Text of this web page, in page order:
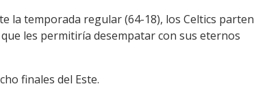
la temporada regular (64-18), los Celtics parten
les permitiría desempatar con sus eternos
finales del Este.